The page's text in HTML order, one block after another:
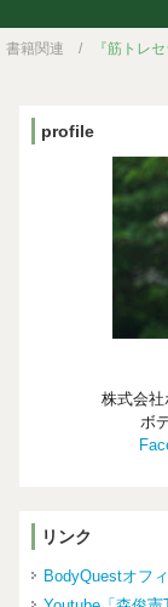
書籍関連 『筋トレ
profile
株式会
ボ
リンク
BodyQuestオフ